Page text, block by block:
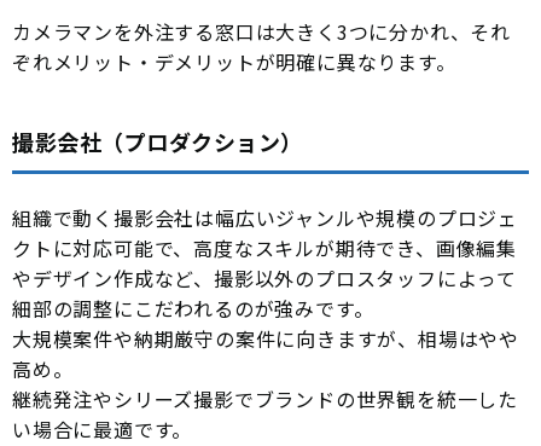
カメラマンを外注する窓口は大きく3つに分かれ、それ
ぞれメリット・デメリットが明確に異なります。
撮影会社（プロダクション）
組織で動く撮影会社は幅広いジャンルや規模のプロジェ
クトに対応可能で、高度なスキルが期待でき、画像編集
やデザイン作成など、撮影以外のプロスタッフによって
細部の調整にこだわれるのが強みです。
大規模案件や納期厳守の案件に向きますが、相場はやや
高め。
継続発注やシリーズ撮影でブランドの世界観を統一した
い場合に最適です。